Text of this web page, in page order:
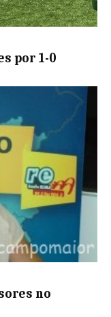
por 1-0
no